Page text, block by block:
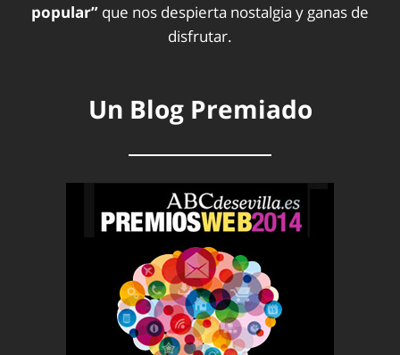
popular” que nos despierta nostalgia y ganas de
disfrutar.
Un Blog Premiado